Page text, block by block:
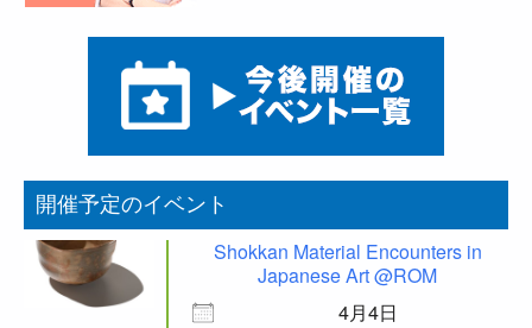
開催予定のイベント
Shokkan Material Encounters in
Japanese Art @ROM
4月4日